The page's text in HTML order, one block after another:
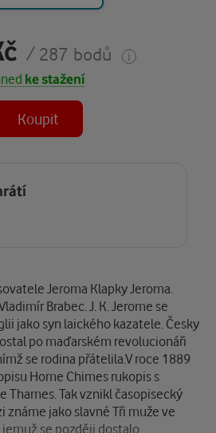
/ 287 bodů
ke stažení
Koupit
Jeroma Klapky Jeroma.
Brabec. J. K. Jerome se
jako syn laického kazatele. Česky
po maďarském revolucionáři
se rodina přátelila.V roce 1889
Home Chimes rukopis s
Tak vznikl časopisecký
známe jako slavné Tři muže ve
se později dostalo